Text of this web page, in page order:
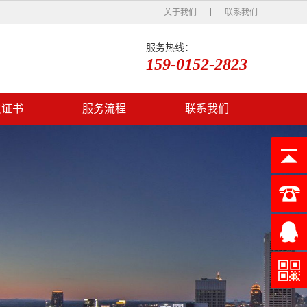
关于我们 联系我们
服务热线：
159-0152-2823
书 服务流程 联系我们